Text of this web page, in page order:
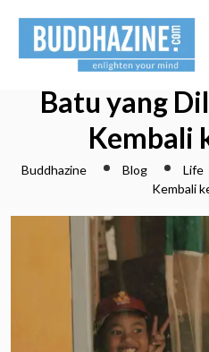
Batu yang
Kembali
Buddhazine Blog Life
Kembali